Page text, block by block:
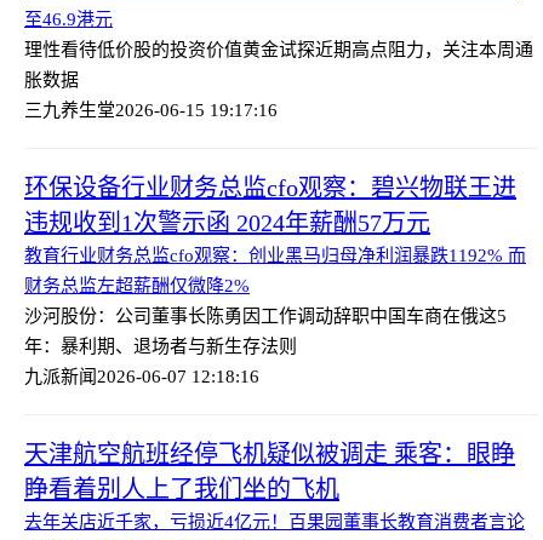
至46.9港元
理性看待低价股的投资价值黄金试探近期高点阻力，关注本周通
胀数据
三九养生堂2026-06-15 19:17:16
环保设备行业财务总监cfo观察：碧兴物联王进
违规收到1次警示函 2024年薪酬57万元
教育行业财务总监cfo观察：创业黑马归母净利润暴跌1192% 而
财务总监左超薪酬仅微降2%
沙河股份：公司董事长陈勇因工作调动辞职中国车商在俄这5
年：暴利期、退场者与新生存法则
九派新闻2026-06-07 12:18:16
天津航空航班经停飞机疑似被调走 乘客：眼睁
睁看着别人上了我们坐的飞机
去年关店近千家，亏损近4亿元！百果园董事长教育消费者言论